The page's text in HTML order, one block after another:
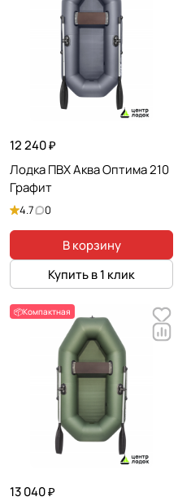
12 240 ₽
Лодка ПВХ Аква Оптима 210
Графит
4.7 0
В корзину
Купить в 1 клик
📦Компактная
13 040 ₽